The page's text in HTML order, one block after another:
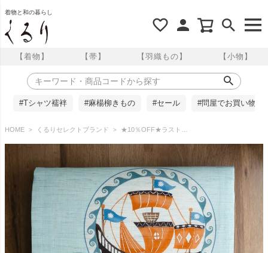
着物と和の暮らし
【着物】 【帯】 【羽織もの】 【小物】
#Tシャツ襦袢 #麻楊柳きもの #セール #問屋でお買い物
HOME くるりセレクトブランド ★10％OFF★ラスト1点！★【召しませ花】 麻京袋帯 南蛮船 召しませ華